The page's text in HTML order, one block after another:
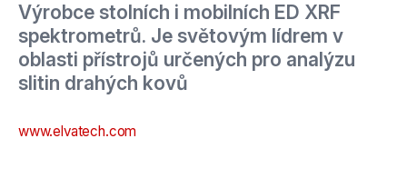
Výrobce stolních i mobilních ED XRF
spektrometrů. Je světovým lídrem v
oblasti přístrojů určených pro analýzu
slitin drahých kovů
www.elvatech.com